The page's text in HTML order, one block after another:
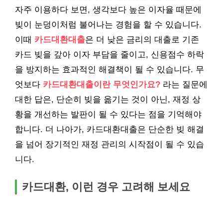
자주 이용하다 보면, 생각보다 높은 이자율 때문에
빚이 눈덩이처럼 불어나는 경험을 할 수 있습니다.
이때 카드대환대출은 더 낮은 금리의 대출로 기존
카드 빚을 갚아 이자 부담을 줄이고, 신용점수 하락
을 방지하는 효과적인 해결책이 될 수 있습니다. 무
엇보다 카드대환대출이란 무엇인가요? 라는 질문에
대한 답은, 단순히 빚을 옮기는 것이 아닌, 재정 상
황을 개선하는 발판이 될 수 있다는 점을 기억해야
합니다. 더 나아가, 카드대환대출은 단순한 빚 해결
을 넘어 장기적인 재정 관리의 시작점이 될 수 있습
니다.
카드대환, 이런 경우 고려해 보세요